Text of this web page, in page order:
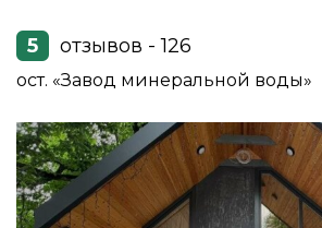
5 отзывов - 126
ост. «Завод минеральной воды»